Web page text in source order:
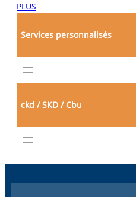
PLUS
Services personnalisés
ckd / SKD / Cbu